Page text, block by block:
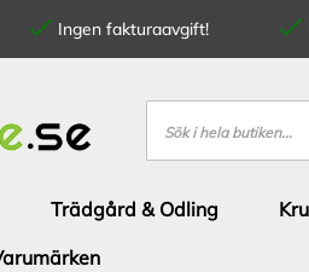
Ingen fakturaavgift!
Sök
Trädgård & Odling